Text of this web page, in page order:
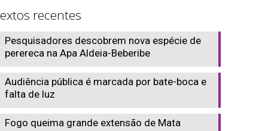
recentes
Pesquisadores descobrem nova espécie de
perereca na Apa Aldeia-Beberibe
Audiência pública é marcada por bate-boca e
falta de luz
Fogo queima grande extensão de Mata